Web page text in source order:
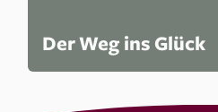
Der Weg ins Glück